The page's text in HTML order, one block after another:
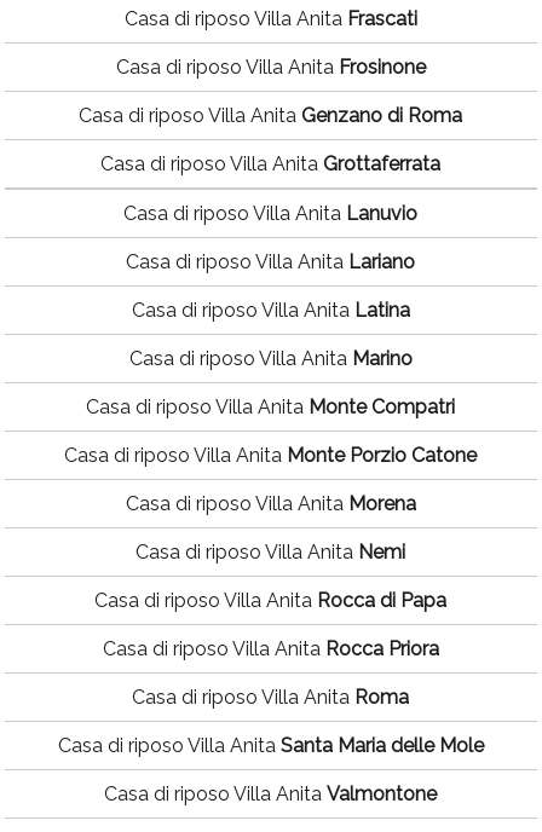
Casa di riposo Villa Anita Frascati
Casa di riposo Villa Anita Frosinone
Casa di riposo Villa AnitaGenzano di Roma
Casa di riposo Villa AnitaGrottaferrata
Casa di riposo Villa Anita Lanuvio
Casa di riposo Villa Anita Lariano
Casa di riposo Villa Anita Latina
Casa di riposo Villa Anita Marino
Casa di riposo Villa Anita Monte Compatri
Casa di riposo Villa Anita Monte Porzio Catone
Casa di riposo Villa Anita Morena
Casa di riposo Villa Anita Nemi
Casa di riposo Villa Anita Rocca di Papa
Casa di riposo Villa Anita Rocca Priora
Casa di riposo Villa Anita Roma
Casa di riposo Villa Anita Santa Maria delle Mole
Casa di riposo Villa AnitaValmontone